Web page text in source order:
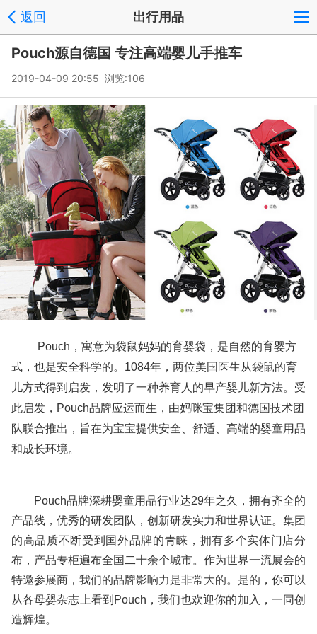
返回 出行用品
Pouch源自德国 专注高端婴儿手推车
2019-04-09 20:55 浏览:106
Pouch，寓意为袋鼠妈妈的育婴袋，是自然的育婴方
式，也是安全科学的。1084年，两位美国医生从袋鼠的育
儿方式得到启发，发明了一种养育人的早产婴儿新方法。受
此启发，Pouch品牌应运而生，由妈咪宝集团和德国技术团
队联合推出，旨在为宝宝提供安全、舒适、高端的婴童用品
和成长环境。
Pouch品牌深耕婴童用品行业达29年之久，拥有齐全的
产品线，优秀的研发团队，创新研发实力和世界认证。集团
的高品质不断受到国外品牌的青睐，拥有多个实体门店分
布，产品专柜遍布全国二十余个城市。作为世界一流展会的
特邀参展商，我们的品牌影响力是非常大的。是的，你可以
从各母婴杂志上看到Pouch，我们也欢迎你的加入，一同创
造辉煌。